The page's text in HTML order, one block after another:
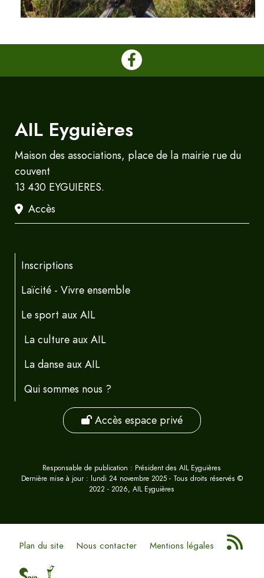
AIL Eyguières
Maison des associations, place de la mairie rue du
couvent
13 430 EYGUIERES.
Accès
Inscriptions
Laïcité - Vivre ensemble
Le sport aux AIL
La culture aux AIL
La danse aux AIL
Qui sommes nous ?
Accès espace privé
Responsable de publication : Président des AIL Eyguières
Dernière mise à jour : lundi 24 novembre 2025 - Tous droits réservés ©
2022 - 2026, AIL Eyguières
Plan du site Nous contacter Mentions légales